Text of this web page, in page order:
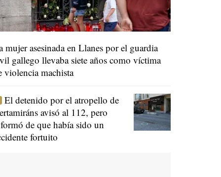
mujer asesinada en Llanes por el guardia
gallego llevaba siete años como víctima
violencia machista
El detenido por el atropello de
avisó al 112, pero
de que había sido un
fortuito